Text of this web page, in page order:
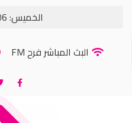
الخميس: 2026/08/06
البث المباشر فرح FM